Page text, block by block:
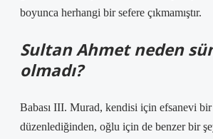
boyunca herhangi bir sefere çıkmamıştır.
Sultan Ahmet neden
olmadı?
Babası III. Murad, kendisi için efsanevi
düzenlediğinden, oğlu için de benzer bir